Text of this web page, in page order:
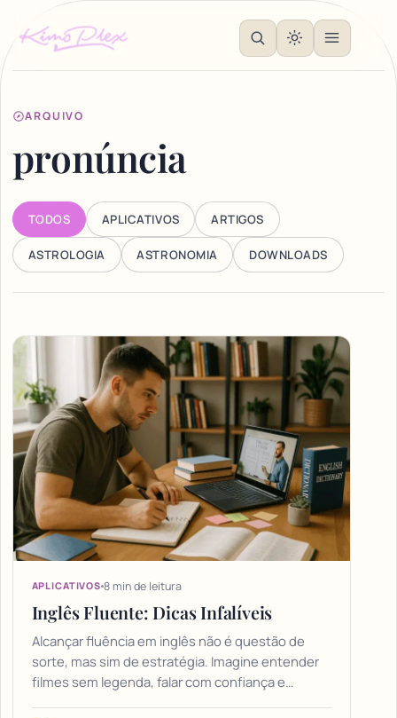
ARQUIVO
pronúncia
TODOS APLICATIVOS ARTIGOS
ASTROLOGIA ASTRONOMIA DOWNLOADS
Articles
APLICATIVOS 8 min de leitura
Inglês Fluente: Dicas Infalíveis
Alcançar fluência em inglês não é questão de
sorte, mas sim de estratégia. Imagine entender
filmes sem legenda, falar com confiança e…